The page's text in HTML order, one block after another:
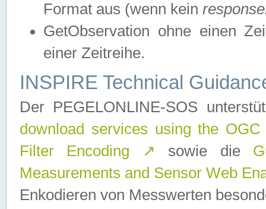
Format aus (wenn kein
GetObservation ohne einen
einer Zeitreihe.
INSPIRE Technical
Der PEGELONLINE-SOS
download services using the
Filter Encoding
↗ sowie die
Measurements and Sensor Web
Enkodieren von Messwerten